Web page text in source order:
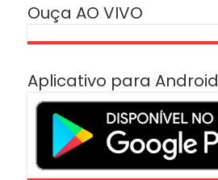
Ouça AO VIVO
Aplicativo para Android